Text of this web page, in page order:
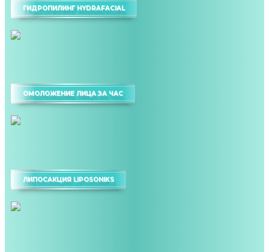
ГИДРОПИЛИНГ HYDRAFACIAL
ОМОЛОЖЕНИЕ ЛИЦА ЗА ЧАС
ЛИПОСАКЦИЯ LIPOSONIKS